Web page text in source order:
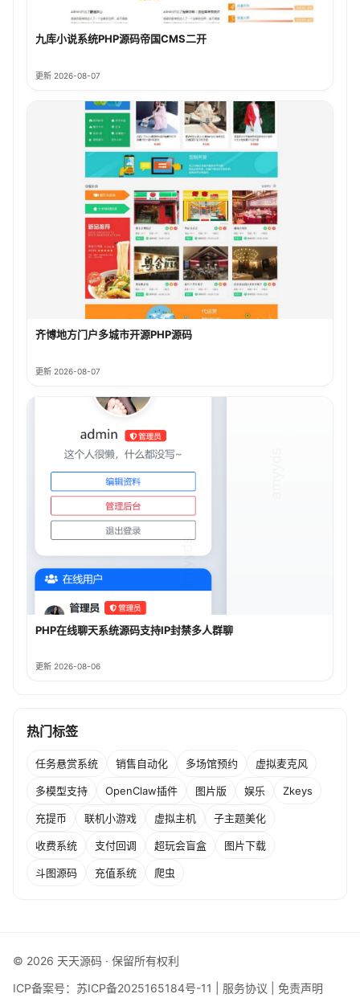
九库小说系统PHP源码帝国CMS二开
更新 2026-08-07
齐博地方门户多城市开源PHP源码
更新 2026-08-07
PHP在线聊天系统源码支持IP封禁多人群聊
更新 2026-08-06
热门标签
任务悬赏系统 销售自动化 多场馆预约 虚拟麦克风
多模型支持 OpenClaw插件 图片版 娱乐 Zkeys
充提币 联机小游戏 虚拟主机 子主题美化
收费系统 支付回调 超玩会盲盒 图片下载
斗图源码 充值系统 爬虫
© 2026 天天源码 · 保留所有权利
ICP备案号： 苏ICP备2025165184号-11 服务协议 免责声明